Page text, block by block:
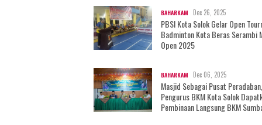
BAHARKAM Dec 26, 2025
PBSI Kota Solok Gelar Open
Badminton Kota Beras Serambi
Open 2025
BAHARKAM Dec 06, 2025
Masjid Sebagai Pusat
Pengurus BKM Kota Solok
Pembinaan Langsung BKM